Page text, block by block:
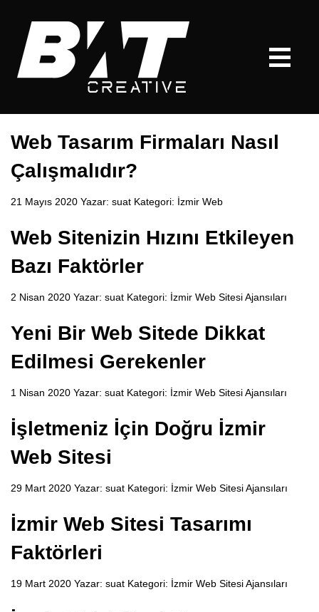
Web Tasarım Firmaları Nasıl
Çalışmalıdır?
21 Mayıs 2020 Yazar: suat Kategori: İzmir Web
Web Sitenizin Hızını Etkileyen
Bazı Faktörler
2 Nisan 2020 Yazar: suat Kategori: İzmir Web Sitesi Ajansıları
Yeni Bir Web Sitede Dikkat
Edilmesi Gerekenler
1 Nisan 2020 Yazar: suat Kategori: İzmir Web Sitesi Ajansıları
İşletmeniz İçin Doğru İzmir
Web Sitesi
29 Mart 2020 Yazar: suat Kategori: İzmir Web Sitesi Ajansıları
İzmir Web Sitesi Tasarımı
Faktörleri
19 Mart 2020 Yazar: suat Kategori: İzmir Web Sitesi Ajansıları